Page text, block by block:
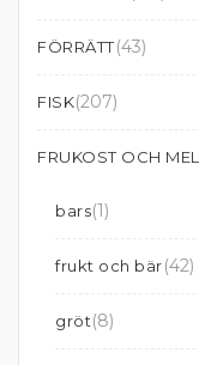
FÖRRÄTT(43)
FISK(207)
FRUKOST OCH
bars(1)
frukt och bär(42)
gröt(8)